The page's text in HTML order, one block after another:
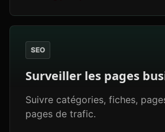
SEO
Surveiller les pages
Suivre catégories, fiches,
pages de trafic.